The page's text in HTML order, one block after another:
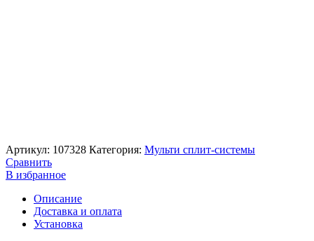
Артикул: 107328 Категория: Мульти сплит-системы
Сравнить
В избранное
Описание
Доставка и оплата
Установка